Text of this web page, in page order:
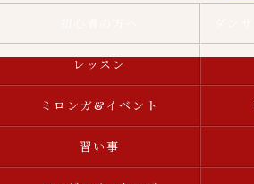
レッスン
ミロンガ&イベント
習い事